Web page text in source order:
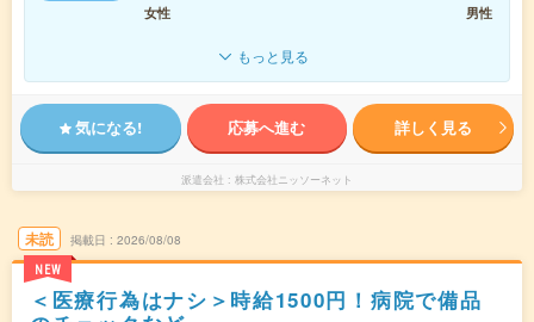
女性
男性
もっと見る
気になる! 応募へ進む 詳しく見る
派遣会社 株式会社ニッソーネット
未読
NEW
掲載日 2026/08/08
＜医療行為はナシ＞時給1500円！病院で備品